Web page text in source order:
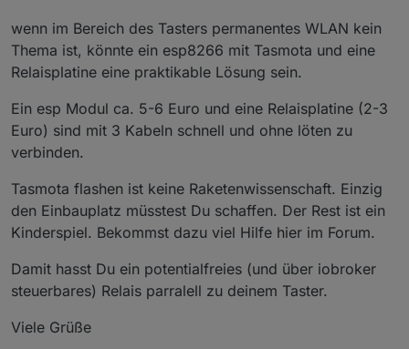
wenn im Bereich des Tasters permanentes WLAN kein
Thema ist, könnte ein esp8266 mit Tasmota und eine
Relaisplatine eine praktikable Lösung sein.
Ein esp Modul ca. 5-6 Euro und eine Relaisplatine (2-3
Euro) sind mit 3 Kabeln schnell und ohne löten zu
verbinden.
Tasmota flashen ist keine Raketenwissenschaft. Einzig
den Einbauplatz müsstest Du schaffen. Der Rest ist ein
Kinderspiel. Bekommst dazu viel Hilfe hier im Forum.
Damit hasst Du ein potentialfreies (und über iobroker
steuerbares) Relais parralell zu deinem Taster.
Viele Grüße